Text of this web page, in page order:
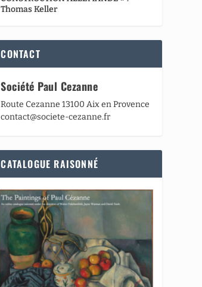
Thomas Keller
CONTACT
Société Paul Cezanne
Route Cezanne 13100 Aix en Provence
contact@societe-cezanne.fr
CATALOGUE RAISONNÉ